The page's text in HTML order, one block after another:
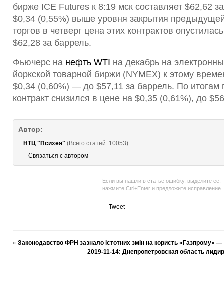
бирже ICE Futures к 8:19 мск составляет $62,62
$0,34 (0,55%) выше уровня закрытия
торгов в четверг цена этих контрактов
$62,28 за баррель.
Фьючерс на нефть WTI на декабрь на
йоркской товарной биржи (NYMEX) к этому
$0,34 (0,60%) — до $57,11 за баррель. По
контракт снизился в цене на $0,35 (0,61%), до
Автор:
НТЦ "Психея" (Всего статей: 10053)
Связаться с автором
Если вы нашли в статье ошибку, выделите ее,
нажмите Ctrl+Enter и предложите исправление
Tweet
« Законодавство ФРН зазнало істотних змін на користь «Газпрому» —
2019-11-14: Днепропетровская область